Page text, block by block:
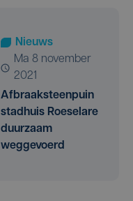
Nieuws
ma 8 november
2021
Afbraaksteenpuin
stadhuis Roeselare
duurzaam
weggevoerd